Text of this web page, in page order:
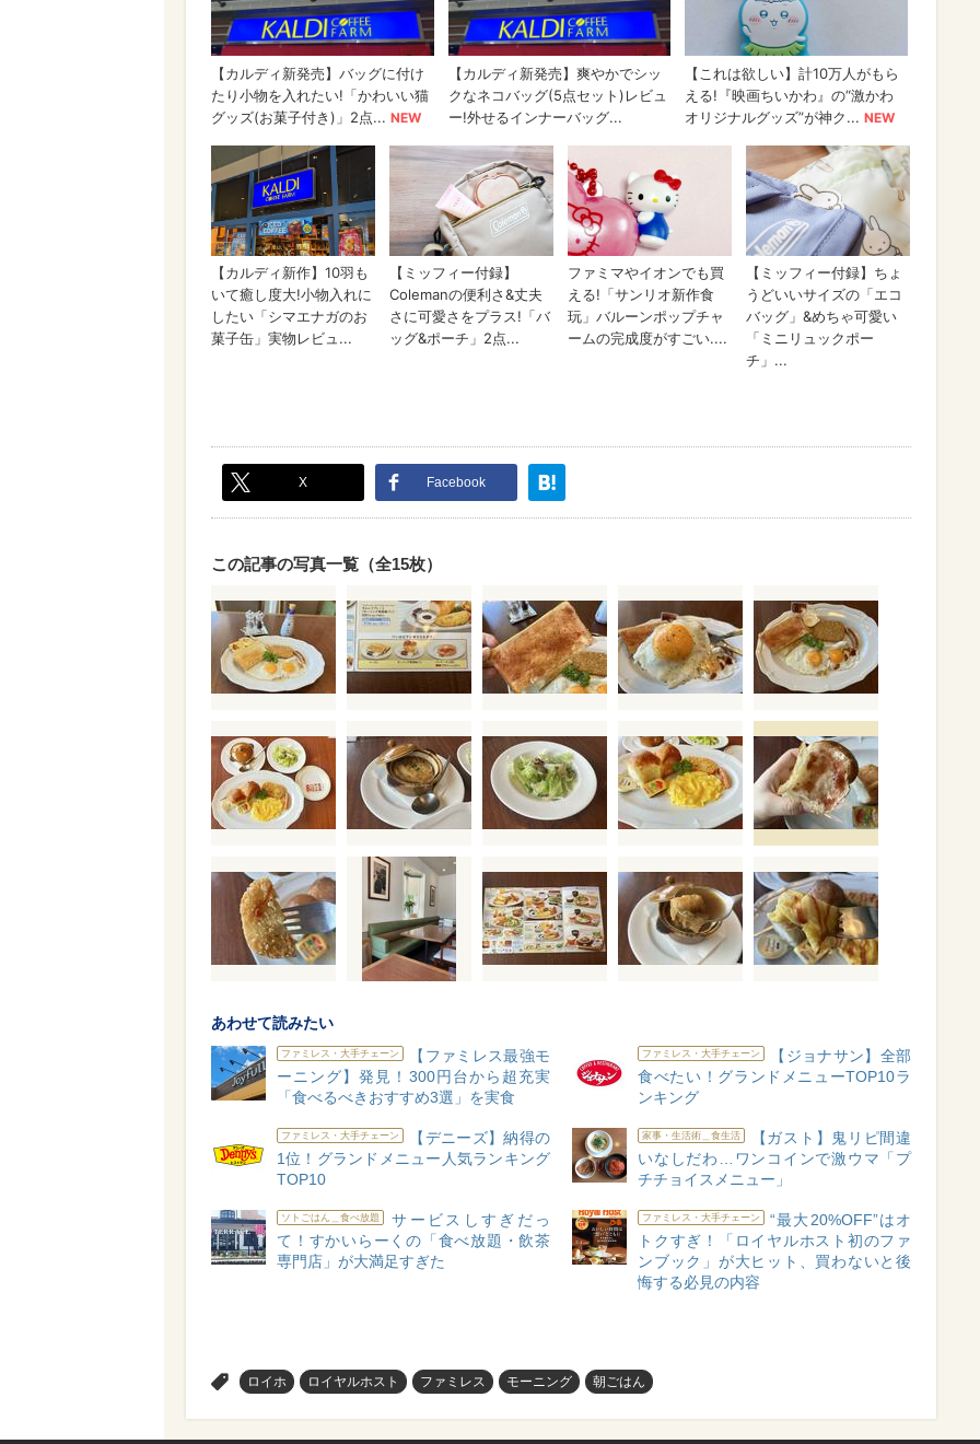
X Facebook
この記事の写真一覧（全15枚）
あわせて読みたい
ファミレス・大手チェーン
【ファミレス最強モ
ーニング】発見！300円台から超充実
「食べるべきおすすめ3選」を実食
ファミレス・大手チェーン
【ジョナサン】全部
食べたい！グランドメニューTOP10ラ
ンキング
ファミレス・大手チェーン
【デニーズ】納得の
1位！グランドメニュー人気ランキング
TOP10
家事・生活術＿食生活
【ガスト】鬼リピ間違
いなしだわ…ワンコインで激ウマ「プ
チチョイスメニュー」
ソトごはん＿食べ放題
サービスしすぎだっ
て！すかいらーくの「食べ放題・飲茶
専門店」が大満足すぎた
ファミレス・大手チェーン
“最大20%OFF”はオ
トクすぎ！「ロイヤルホスト初のファ
ンブック」が大ヒット、買わないと後
悔する必見の内容
ロイホ ロイヤルホスト ファミレス モーニング 朝ごはん